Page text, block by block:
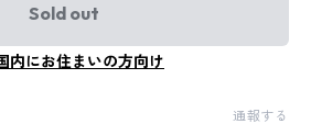
Sold out
内にお住まいの方向け
通報する